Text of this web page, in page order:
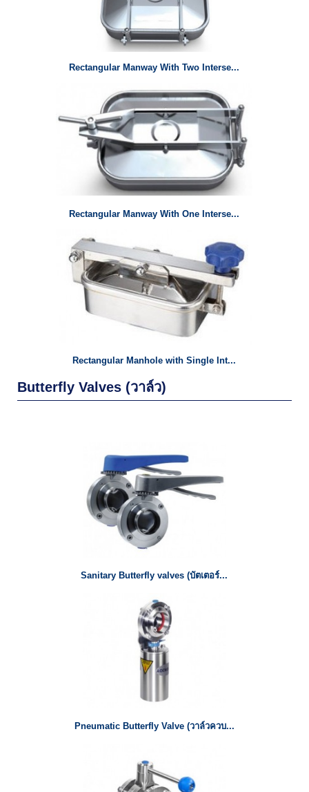
Rectangular Manway With Two Interse...
Rectangular Manway With One Interse...
Rectangular Manhole with Single Int...
Butterfly Valves (วาล์ว)
Sanitary Butterfly valves (บัตเตอร์...
Pneumatic Butterfly Valve (วาล์วควบ...